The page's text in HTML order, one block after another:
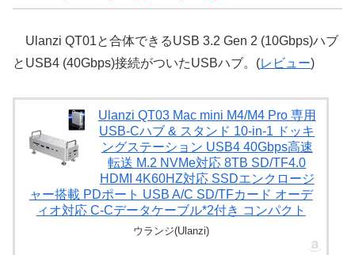
Ulanzi QT01と合体できるUSB 3.2 Gen 2 (10Gbps)ハブ
とUSB4 (40Gbps)接続がついたUSBハブ。(レビュー)
Ulanzi QT03 Mac mini M4/M4 Pro 専用
USB-Cハブ & スタンド 10-in-1 ドッキ
ングステーション USB4 40Gbps高速
転送 M.2 NVMe対応 8TB SD/TF4.0
HDMI 4K60HZ対応 SSDエンクロージ
ャー搭載 PDポート USB A/C SD/TFカード オーデ
ィオ対応 C-Cデータケーブル*2付き コンパクト
ウランジ(Ulanzi)